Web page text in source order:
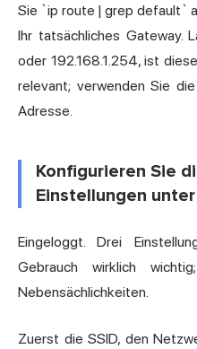
Sie `ip route | grep default`
Ihr tatsächliches Gateway.
oder 192.168.1.254, ist
relevant; verwenden Sie
Adresse.
Konfigurieren Sie
Einstellungen unter
Eingeloggt. Drei
Gebrauch wirklich
Nebensächlichkeiten.
Zuerst die SSID, den